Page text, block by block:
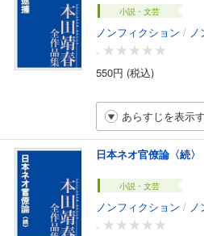
小説・文芸
ノンフィクション / ノ
-
550円 (税込)
あらすじを表示
日本ネオ官僚論〈続
小説・文芸
ノンフィクション / ノ
-